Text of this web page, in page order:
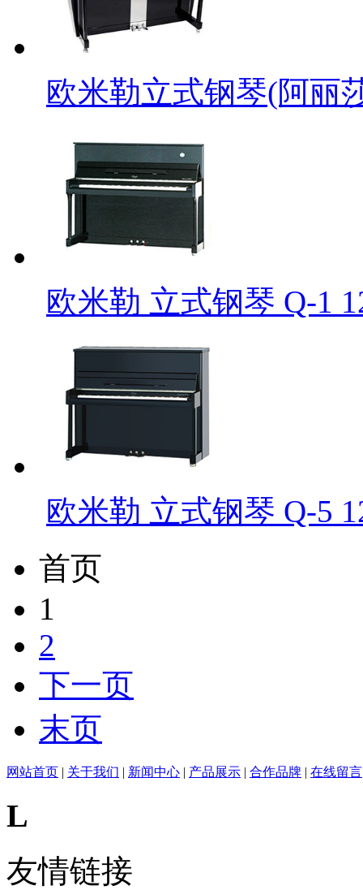
欧米勒立式钢琴(阿丽
欧米勒 立式钢琴 Q-1
欧米勒 立式钢琴 Q-5
首页
1
2
下一页
末页
网站首页 | 关于我们 | 新闻中心 | 产品展示 | 合作品牌 | 在线留言
L
友情链接